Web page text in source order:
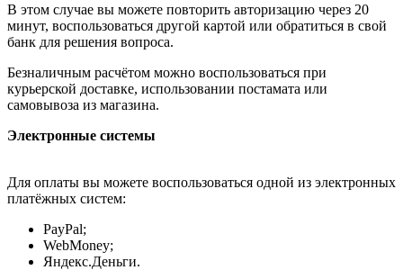
В этом случае вы можете повторить авторизацию через 20
минут, воспользоваться другой картой или обратиться в свой
банк для решения вопроса.
Безналичным расчётом можно воспользоваться при
курьерской доставке, использовании постамата или
самовывоза из магазина.
Электронные системы
Для оплаты вы можете воспользоваться одной из электронных
платёжных систем:
PayPal;
WebMoney;
Яндекс.Деньги.